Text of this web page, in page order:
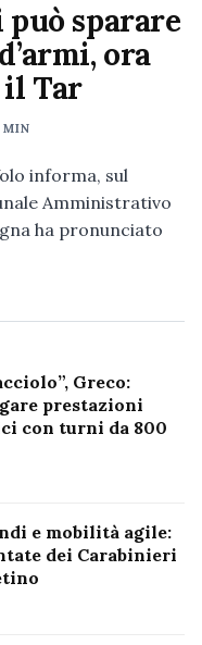
sparare
ora
il Tar
MIN
informa, sul
Amministrativo
ha pronunciato
Greco:
prestazioni
con turni da 800
e mobilità agile:
dei Carabinieri